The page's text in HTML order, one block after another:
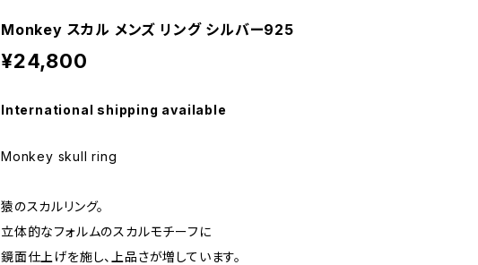
Monkey スカル メンズ リング シルバー925
¥24,800
International shipping available
Monkey skull ring
猿のスカルリング。
立体的なフォルムのスカルモチーフに
鏡面仕上げを施し、上品さが増しています。